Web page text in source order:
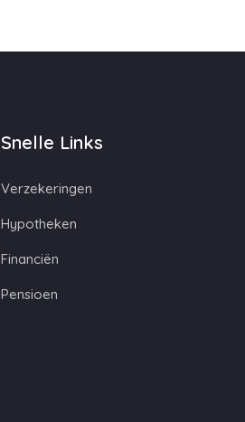
Snelle Links
Verzekeringen
Hypotheken
Financiën
Pensioen